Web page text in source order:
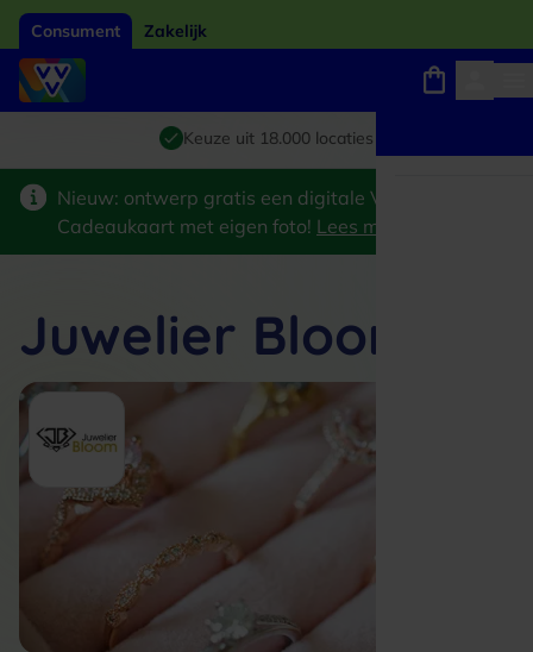
Consument Zakelijk
Giftcard van het jaar 2026
Keuze uit 18.000 locaties
Winkels, webshops en uitjes
Nieuw: ontwerp gratis een digitale VVV
Cadeaukaart met eigen foto! Lees meer
Juwelier Bloom